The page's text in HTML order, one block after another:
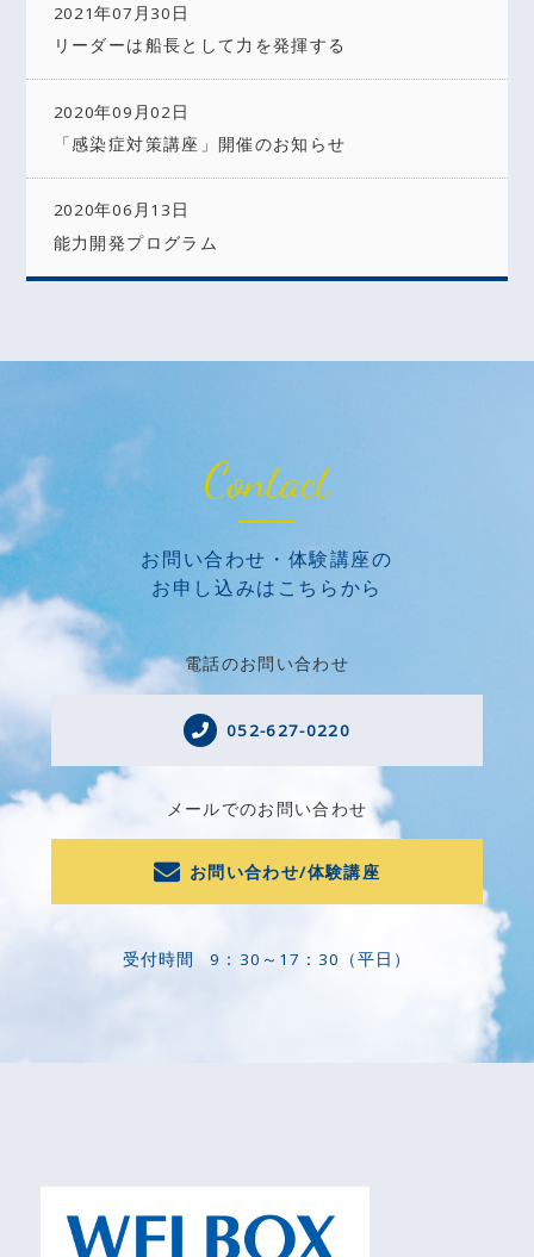
2021年07月30日
リーダーは船長として力を発揮する
2020年09月02日
「感染症対策講座」開催のお知らせ
2020年06月13日
能力開発プログラム
Contact
お問い合わせ・体験講座の
お申し込みはこちらから
電話のお問い合わせ
052-627-0220
メールでのお問い合わせ
お問い合わせ/体験講座
受付時間 9：30～17：30（平日）